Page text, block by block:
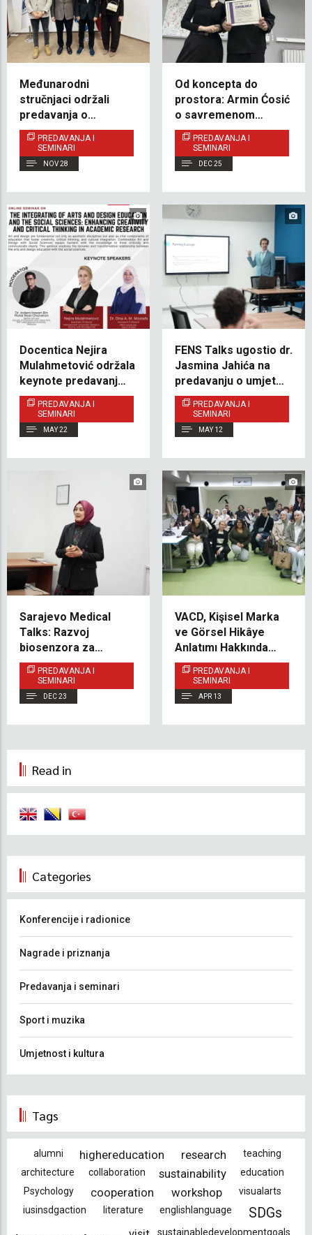
Međunarodni
stručnjaci održali
predavanja o
održivosti i
razgovarali o budućoj
saradnji
PREDAVANJA I
SEMINARI
NOV 28
Od koncepta do
prostora: Armin Ćosić
o savremenom
dizajnu izložbi
PREDAVANJA I
SEMINARI
DEC 25
Docentica Nejira
Mulahmetović održala
keynote predavanje
na međunarodnom
seminaru o
interdisciplinarnom
PREDAVANJA I
SEMINARI
MAY 22
FENS Talks ugostio dr.
Jasmina Jahića na
predavanju o umjetnoj
inteligenciji u
softverskom
inžinjeringu
PREDAVANJA I
SEMINARI
MAY 12
Sarajevo Medical
Talks: Razvoj
biosenzora za
detekciju pesticida
PREDAVANJA I
SEMINARI
DEC 23
VACD, Kişisel Marka
ve Görsel Hikâye
Anlatımı Hakkında
Etkileyici bir Söyleşi
Gerçekleştirdi
PREDAVANJA I
SEMINARI
APR 13
Read in
Categories
Konferencije i radionice
Nagrade i priznanja
Predavanja i seminari
Sport i muzika
Umjetnost i kultura
Tags
alumni highereducation research
teaching
architecture
collaboration sustainability
education
Psychology
cooperation workshop
visualarts
iusinsdgaction
literature englishlanguage SDGs
sustainabledevelopmentgoals